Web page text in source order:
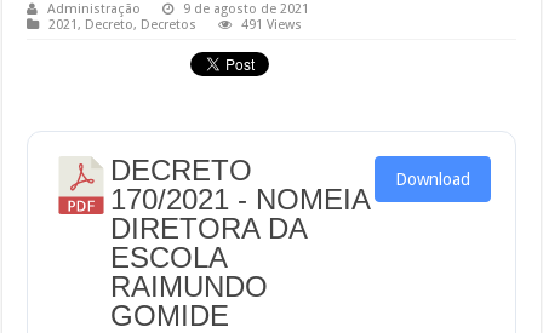
Administração
9 de agosto de 2021
2021, Decreto, Decretos 491 Views
DECRETO
170/2021 - NOMEIA
DIRETORA DA
ESCOLA
RAIMUNDO
GOMIDE
Download